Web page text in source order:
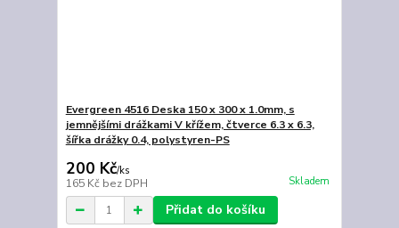
Evergreen 4516 Deska 150 x 300 x 1.0mm, s
jemnějšími drážkami V křížem, čtverce 6.3 x 6.3,
šířka drážky 0.4, polystyren-PS
200 Kč/ks
165 Kč bez DPH Skladem
Přidat do košíku